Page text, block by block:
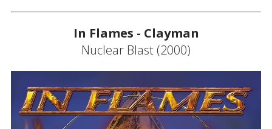
In Flames - Clayman
Nuclear Blast (2000)